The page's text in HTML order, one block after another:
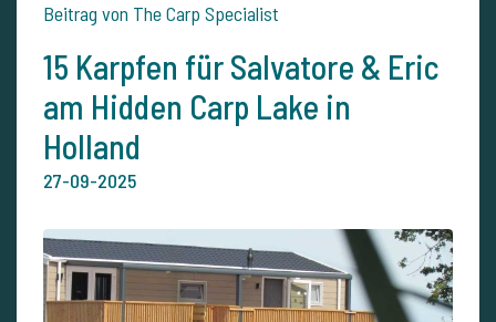
Beitrag von The Carp Specialist
15 Karpfen für Salvatore & Eric
am Hidden Carp Lake in
Holland
27-09-2025